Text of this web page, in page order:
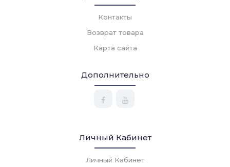
Контакты
Возврат товара
Карта сайта
Дополнительно
Личный Кабинет
Личный Кабинет